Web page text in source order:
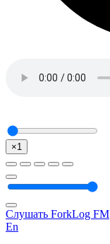
×1
Слушать ForkLog FM
En